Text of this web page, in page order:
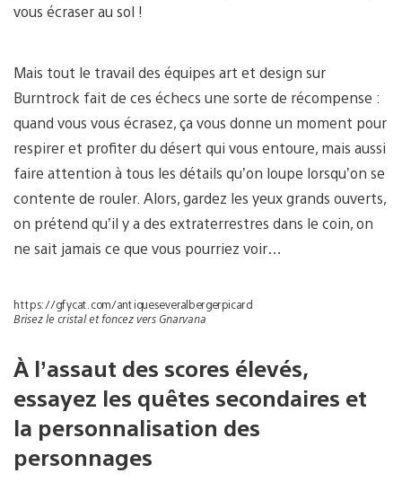
vous écraser au sol !
Mais tout le travail des équipes art et design sur
Burntrock fait de ces échecs une sorte de récompense :
quand vous vous écrasez, ça vous donne un moment pour
respirer et profiter du désert qui vous entoure, mais aussi
faire attention à tous les détails qu’on loupe lorsqu’on se
contente de rouler. Alors, gardez les yeux grands ouverts,
on prétend qu’il y a des extraterrestres dans le coin, on
ne sait jamais ce que vous pourriez voir…
https://gfycat.com/antiqueseveralbergerpicard
Brisez le cristal et foncez vers Gnarvana
À l’assaut des scores élevés,
essayez les quêtes secondaires et
la personnalisation des
personnages